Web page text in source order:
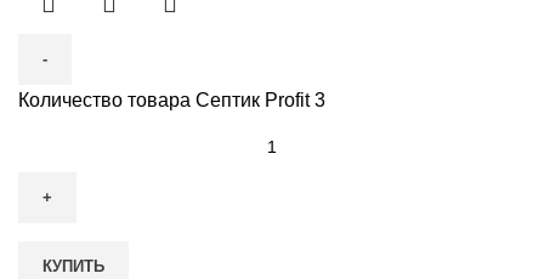
Количество товара Септик Profit 3
КУПИТЬ